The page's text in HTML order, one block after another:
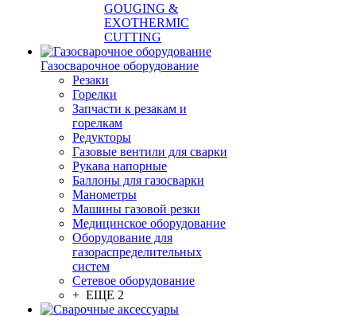
GOUGING &
EXOTHERMIC
CUTTING
Газосварочное оборудование
Резаки
Горелки
Запчасти к резакам и
горелкам
Редукторы
Газовые вентили для сварки
Рукава напорные
Баллоны для газосварки
Манометры
Машины газовой резки
Медицинское оборудование
Оборудование для
газораспределительных
систем
Сетевое оборудование
+ ЕЩЕ 2